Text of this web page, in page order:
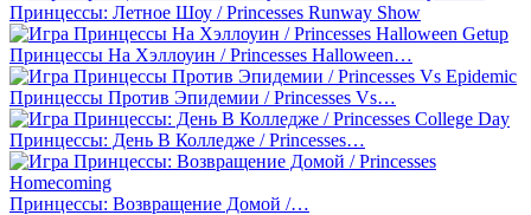
Принцессы: Летное Шоу / Princesses Runway Show
Принцессы На Хэллоуин / Princesses Halloween…
Принцессы Против Эпидемии / Princesses Vs…
Принцессы: День В Колледже / Princesses…
Принцессы: Возвращение Домой /…